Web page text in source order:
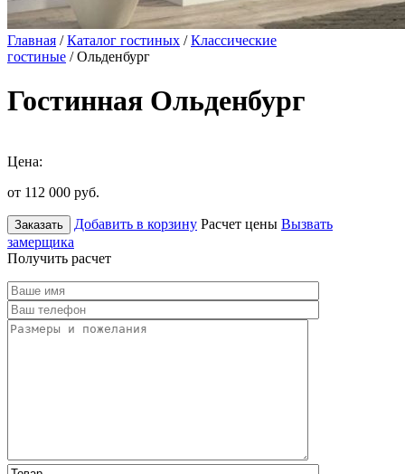
Главная /Каталог гостиных /Классические
гостиные / Ольденбург
Гостинная Ольденбург
Цена:
от 112 000 руб.
Заказать Добавить в корзину Расчет цены Вызвать
замерщика
Получить расчет